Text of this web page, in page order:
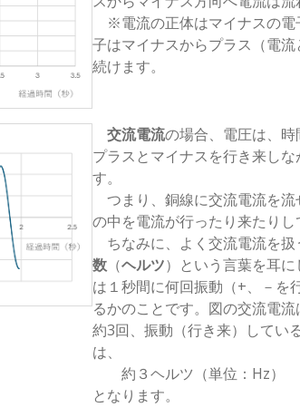
※電流の正体はマイナスの電
子はマイナスからプラス（電
続けます。
交流電流の場合、電圧は、
プラスとマイナスを行き来しな
す。
つまり、銅線に交流電流を流
の中を電流が行ったり来たりし
ちなみに、よく交流電流を扱
数 （ヘルツ）という言葉を耳
は１秒間に何回振動（+、－を
るかのことです。図の交流電流
約3回、振動（行き来）してい
は、
約３ヘルツ（単位：Hz）
となります。